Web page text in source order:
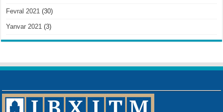
Fevral 2021 (30)
Yanvar 2021 (3)